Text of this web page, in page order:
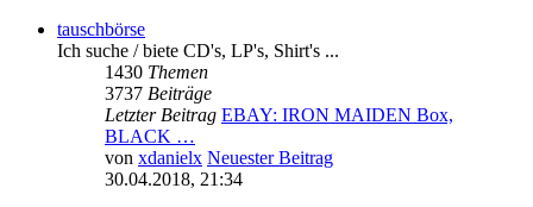
tauschbörse
Ich suche / biete CD's, LP's, Shirt's ...
1430 Themen
3737 Beiträge
Letzter Beitrag EBAY: IRON MAIDEN Box,
BLACK …
von xdanielx Neuester Beitrag
30.04.2018, 21:34